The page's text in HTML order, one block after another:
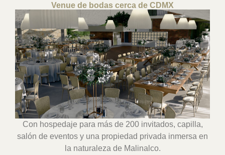
Venue de bodas cerca de CDMX
Con hospedaje para más de 200 invitados, capilla,
salón de eventos y una propiedad privada inmersa en
la naturaleza de Malinalco.